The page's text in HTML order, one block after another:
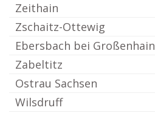
Zeithain
Zschaitz-Ottewig
Ebersbach bei Großenhain
Zabeltitz
Ostrau Sachsen
Wilsdruff